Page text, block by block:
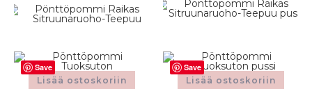
Save
Lisää ostoskoriin
Save
Lisää ostoskoriin